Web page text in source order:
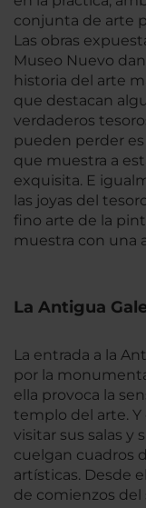
conjunta de arte
Las obras
Museo Nuevo
historia del arte
que destacan
verdaderos
pueden perder
que muestra a
exquisita. E
las joyas del
fino arte de la
muestra con una
La Antigua
La entrada a la
por la
ella provoca la
templo del arte. Y
visitar sus salas y
cuelgan cuadros
artísticas. Desde
de comienzos del